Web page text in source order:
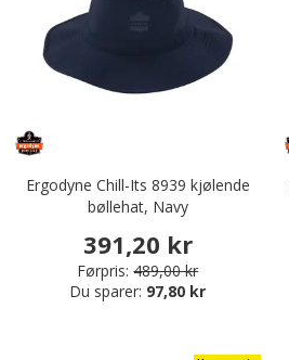
Ergodyne Chill-Its 8939 kjølende
bøllehat, Navy
391,20 kr
Førpris: 489,00 kr
Du sparer: 97,80 kr